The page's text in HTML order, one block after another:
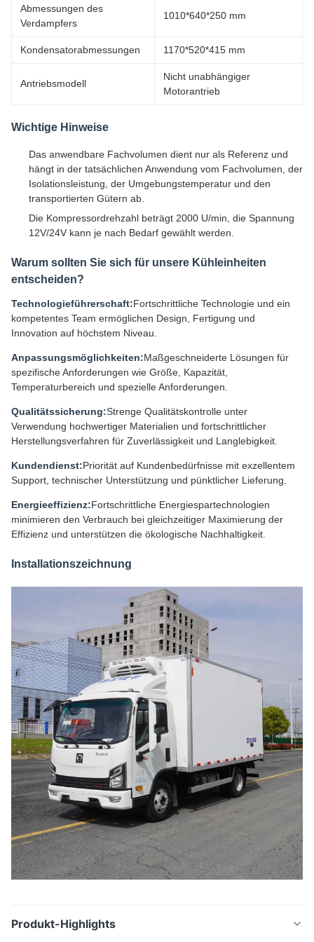
Abmessungen des
Verdampfers
1010*640*250 mm
Kondensatorabmessungen 1170*520*415 mm
Antriebsmodell
Nicht unabhängiger
Motorantrieb
Wichtige Hinweise
Das anwendbare Fachvolumen dient nur als Referenz und
hängt in der tatsächlichen Anwendung vom Fachvolumen, der
Isolationsleistung, der Umgebungstemperatur und den
transportierten Gütern ab.
Die Kompressordrehzahl beträgt 2000 U/min, die Spannung
12V/24V kann je nach Bedarf gewählt werden.
Warum sollten Sie sich für unsere Kühleinheiten
entscheiden?
Technologieführerschaft:Fortschrittliche Technologie und ein
kompetentes Team ermöglichen Design, Fertigung und
Innovation auf höchstem Niveau.
Anpassungsmöglichkeiten:Maßgeschneiderte Lösungen für
spezifische Anforderungen wie Größe, Kapazität,
Temperaturbereich und spezielle Anforderungen.
Qualitätssicherung:Strenge Qualitätskontrolle unter
Verwendung hochwertiger Materialien und fortschrittlicher
Herstellungsverfahren für Zuverlässigkeit und Langlebigkeit.
Kundendienst:Priorität auf Kundenbedürfnisse mit exzellentem
Support, technischer Unterstützung und pünktlicher Lieferung.
Energieeffizienz:Fortschrittliche Energiespartechnologien
minimieren den Verbrauch bei gleichzeitiger Maximierung der
Effizienz und unterstützen die ökologische Nachhaltigkeit.
Installationszeichnung
Produkt-Highlights